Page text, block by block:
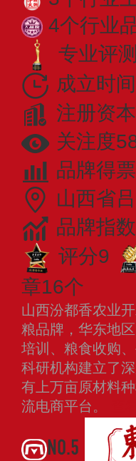
4个行业
专业评
成立时
注册资
关注度
品牌得
山西省
品牌指
评分9
章16个
山西汾都香农业
粮品牌，华东地
培训、粮食收购
科研机构建立了
有上万亩原材料
流电商平台。
NO.5